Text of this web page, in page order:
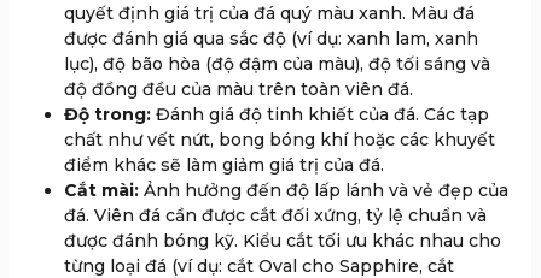
quyết định giá trị của đá quý màu xanh. Màu đá
được đánh giá qua sắc độ (ví dụ: xanh lam, xanh
lục), độ bão hòa (độ đậm của màu), độ tối sáng và
độ đồng đều của màu trên toàn viên đá.
Độ trong: Đánh giá độ tinh khiết của đá. Các tạp
chất như vết nứt, bong bóng khí hoặc các khuyết
điểm khác sẽ làm giảm giá trị của đá.
Cắt mài: Ảnh hưởng đến độ lấp lánh và vẻ đẹp của
đá. Viên đá cần được cắt đối xứng, tỷ lệ chuẩn và
được đánh bóng kỹ. Kiểu cắt tối ưu khác nhau cho
từng loại đá (ví dụ: cắt Oval cho Sapphire, cắt